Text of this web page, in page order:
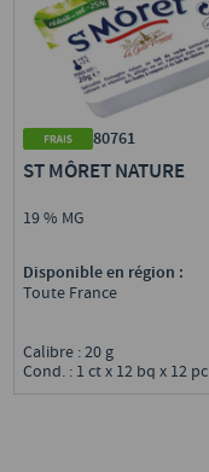
80761
ST MÔRET NATURE
19 % MG
Disponible en région :
Toute France
Calibre : 20 g
Cond. : 1 ct x 12 bq x 12 pc